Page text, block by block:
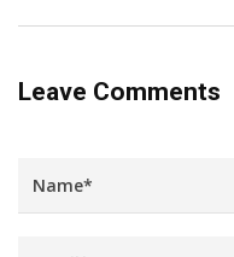
Leave Comments